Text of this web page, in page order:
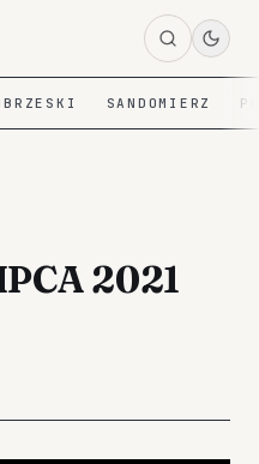
SANDOMIERZ
2021